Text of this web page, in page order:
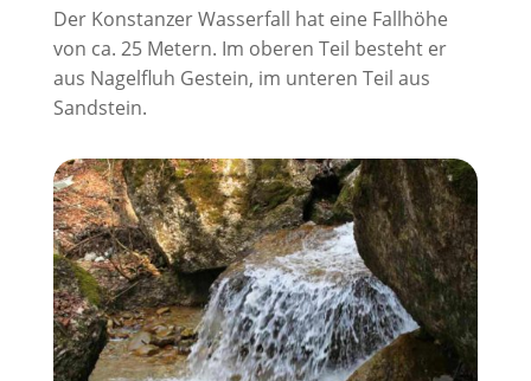
Der Konstanzer Wasserfall hat eine Fallhöhe
von ca. 25 Metern. Im oberen Teil besteht er
aus Nagelfluh Gestein, im unteren Teil aus
Sandstein.